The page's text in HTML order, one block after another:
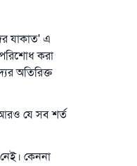
যাকাত' এ
করা
অতিরিক্ত
আরও যে সব শর্ত
কেননা